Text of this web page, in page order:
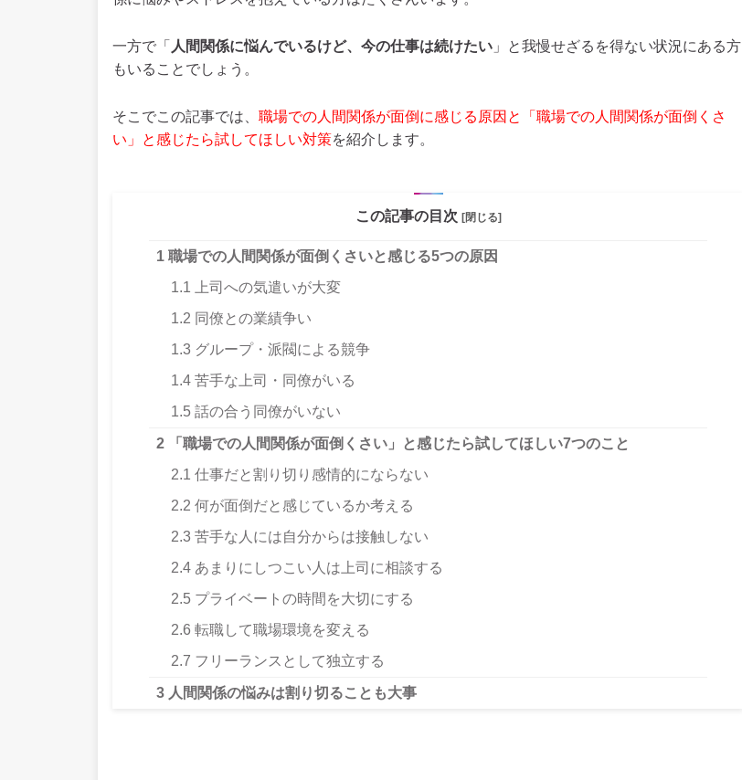
一方で「 人間関係に悩んでいるけど、今の仕事は続けたい 」と我慢せざるを得ない状況にある方
もいることでしょう。
そこでこの記事では、 職場での人間関係が面倒に感じる原因と「職場での人間関係が面倒くさ
い」と感じたら試してほしい対策を紹介します。
この記事の目次 [閉じる]
1 職場での人間関係が面倒くさいと感じる5つの原因
1.1 上司への気遣いが大変
1.2 同僚との業績争い
1.3 グループ・派閥による競争
1.4 苦手な上司・同僚がいる
1.5 話の合う同僚がいない
2 「職場での人間関係が面倒くさい」と感じたら試してほしい7つのこと
2.1 仕事だと割り切り感情的にならない
2.2 何が面倒だと感じているか考える
2.3 苦手な人には自分からは接触しない
2.4 あまりにしつこい人は上司に相談する
2.5 プライベートの時間を大切にする
2.6 転職して職場環境を変える
2.7 フリーランスとして独立する
3 人間関係の悩みは割り切ることも大事